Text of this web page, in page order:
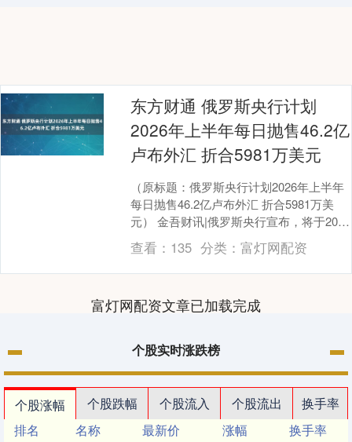
东方财通 俄罗斯央行计划
2026年上半年每日抛售46.2亿
卢布外汇 折合5981万美元
（原标题：俄罗斯央行计划2026年上半年
每日抛售46.2亿卢布外汇 折合5981万美
元） 金吾财讯|俄罗斯央行宣布，将于2026
年上半年实施每日外汇抛售计划，规....
查看： 135 分类： 富灯网配资
富灯网配资文章已加载完成
个股实时涨跌榜
个股涨幅 个股跌幅 个股流入 个股流出
换手率
排名
名称 最新价 涨幅
换手率